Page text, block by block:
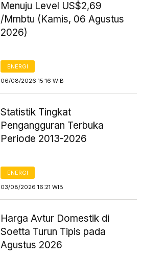
Menuju Level US$2,69
/Mmbtu (Kamis, 06 Agustus
2026)
ENERGI
06/08/2026 15:16 WIB
Statistik Tingkat
Pengangguran Terbuka
Periode 2013-2026
ENERGI
03/08/2026 16:21 WIB
Harga Avtur Domestik di
Soetta Turun Tipis pada
Agustus 2026